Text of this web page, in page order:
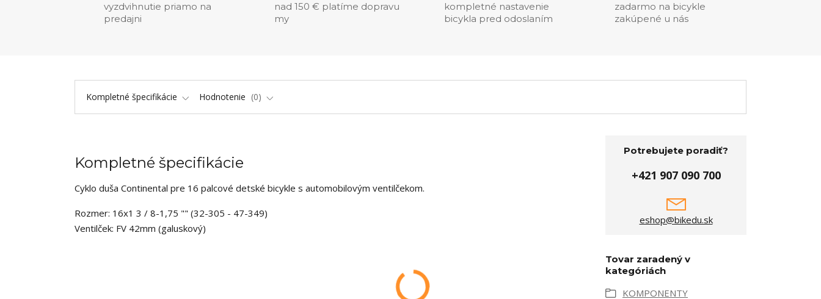
vyzdvihnutie priamo na
predajni
nad 150 € platíme dopravu
my
kompletné nastavenie
bicykla pred odoslaním
zadarmo na bicykle
zakúpené u nás
Kompletné špecifikácie Hodnotenie 0
Kompletné špecifikácie
Cyklo duša Continental pre 16 palcové detské bicykle s automobilovým ventilčekom.
Rozmer: 16x1 3 / 8-1,75 "" (32-305 - 47-349)
Ventilček: FV 42mm (galuskový)
Potrebujete poradiť?
+421 907 090 700
eshop@bikedu.sk
Tovar zaradený v
kategóriách
KOMPONENTY